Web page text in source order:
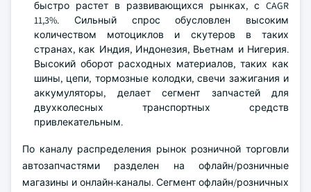
быстро растет в развивающихся рынках, с CAGR
11,3%. Сильный спрос обусловлен высоким
количеством мотоциклов и скутеров в таких
странах, как Индия, Индонезия, Вьетнам и Нигерия.
Высокий оборот расходных материалов, таких как
шины, цепи, тормозные колодки, свечи зажигания и
аккумуляторы, делает сегмент запчастей для
двухколесных транспортных средств
привлекательным.
По каналу распределения рынок розничной торговли
автозапчастями разделен на офлайн/розничные
магазины и онлайн-каналы. Сегмент офлайн/розничных